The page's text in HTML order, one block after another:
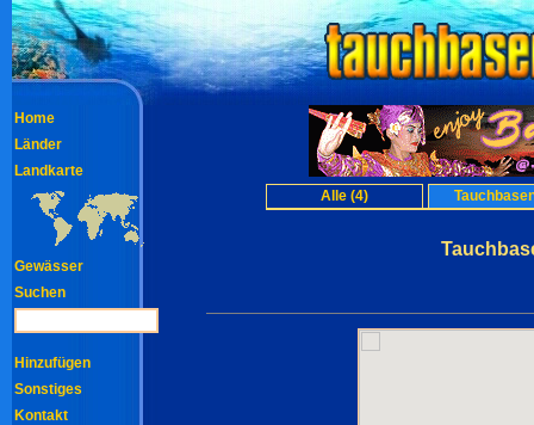
Alle (4)
Home
Länder
Landkarte
Gewässer
Suchen
Hinzufügen
Sonstiges
Kontakt